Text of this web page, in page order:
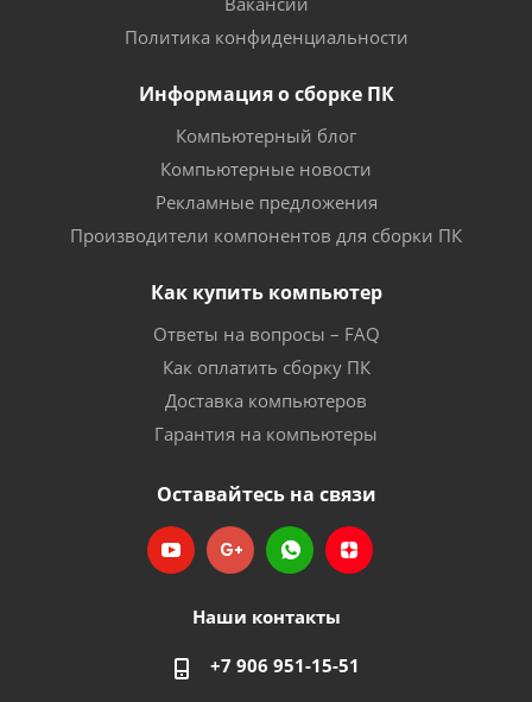
Политика конфиденциальности
Информация о сборке ПК
Компьютерный блог
Компьютерные новости
Рекламные предложения
Производители компонентов для сборки ПК
Как купить компьютер
Ответы на вопросы – FAQ
Как оплатить сборку ПК
Доставка компьютеров
Гарантия на компьютеры
Оставайтесь на связи
Наши контакты
+7 906 951-15-51